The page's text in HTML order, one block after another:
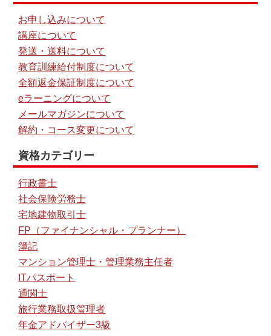
お申し込みについて
講座について
発送・送料について
教育訓練給付制度について
全額返金保証制度について
eラーニングについて
メールマガジンについて
解約・コース変更について
資格カテゴリー
行政書士
社会保険労務士
宅地建物取引士
FP（ファイナンシャル・プランナー）
簿記
マンション管理士・管理業務主任者
ITパスポート
通関士
旅行業務取扱管理者
年金アドバイザー3級